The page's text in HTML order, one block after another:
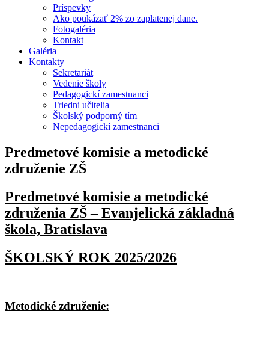
Príspevky
Ako poukázať 2% zo zaplatenej dane.
Fotogaléria
Kontakt
Galéria
Kontakty
Sekretariát
Vedenie školy
Pedagogickí zamestnanci
Triedni učitelia
Školský podporný tím
Nepedagogickí zamestnanci
Predmetové komisie a metodické
združenie ZŠ
Predmetové komisie a metodické
združenia ZŠ – Evanjelická základná
škola, Bratislava
ŠKOLSKÝ ROK 2025/2026
Metodické združenie: